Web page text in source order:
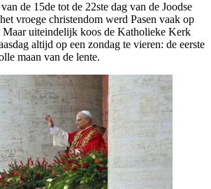
de 15de tot de 22ste dag van de Joodse
vroege christendom werd Pasen vaak op
Maar uiteindelijk koos de Katholieke Kerk
altijd op een zondag te vieren: de eerste
maan van de lente.